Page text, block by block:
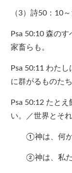
（3）詩50：10
Psa 50:10 森の
家畜らも。
Psa 50:11 わた
に群がるものた
Psa 50:12 たと
い。／世界とそ
①神は、何かに
②神は、私た